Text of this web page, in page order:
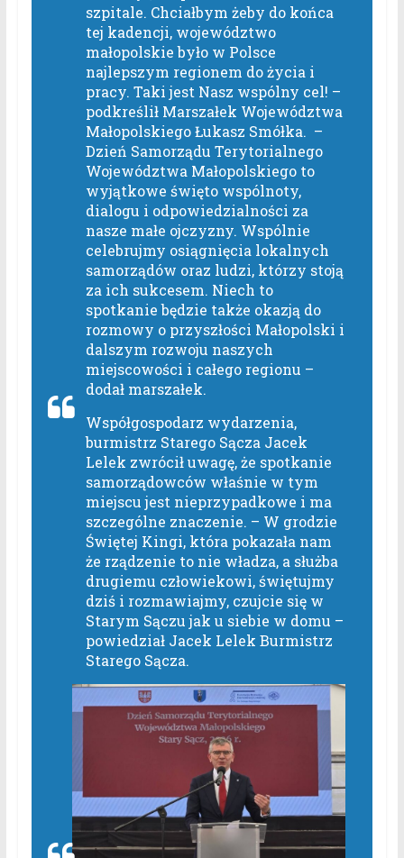
szpitale. Chciałbym żeby do końca
tej kadencji, województwo
małopolskie było w Polsce
najlepszym regionem do życia i
pracy. Taki jest Nasz wspólny cel! –
podkreślił Marszałek Województwa
Małopolskiego Łukasz Smółka. –
Dzień Samorządu Terytorialnego
Województwa Małopolskiego to
wyjątkowe święto wspólnoty,
dialogu i odpowiedzialności za
nasze małe ojczyzny. Wspólnie
celebrujmy osiągnięcia lokalnych
samorządów oraz ludzi, którzy stoją
za ich sukcesem. Niech to
spotkanie będzie także okazją do
rozmowy o przyszłości Małopolski i
dalszym rozwoju naszych
miejscowości i całego regionu –
dodał marszałek.
Współgospodarz wydarzenia,
burmistrz Starego Sącza Jacek
Lelek zwrócił uwagę, że spotkanie
samorządowców właśnie w tym
miejscu jest nieprzypadkowe i ma
szczególne znaczenie. – W grodzie
Świętej Kingi, która pokazała nam
że rządzenie to nie władza, a służba
drugiemu człowiekowi, świętujmy
dziś i rozmawiajmy, czujcie się w
Starym Sączu jak u siebie w domu –
powiedział Jacek Lelek Burmistrz
Starego Sącza.